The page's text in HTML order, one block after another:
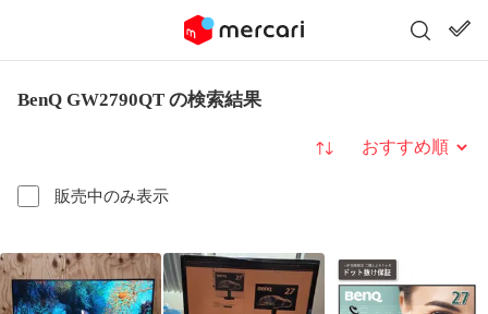
BenQ GW2790QT の検索結果
販売中のみ表示
並び替え